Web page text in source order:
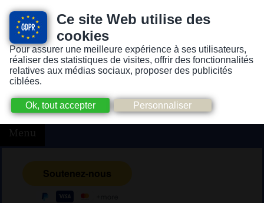
Ce site Web utilise des
cookies
Pour assurer une meilleure expérience à ses utilisateurs,
réaliser des statistiques de visites, offrir des fonctionnalités
relatives aux médias sociaux, proposer des publicités
ciblées.
Version pour personnes mal-voyantes ou non-voyantes
Menu